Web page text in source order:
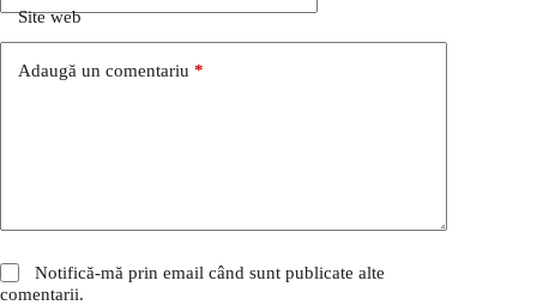
Site web
Adaugă un comentariu *
Notifică-mă prin email când sunt publicate alte
comentarii.